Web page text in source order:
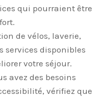
qui pourraient être
de vélos, laverie,
services disponibles
votre séjour.
avez des besoins
vérifiez que